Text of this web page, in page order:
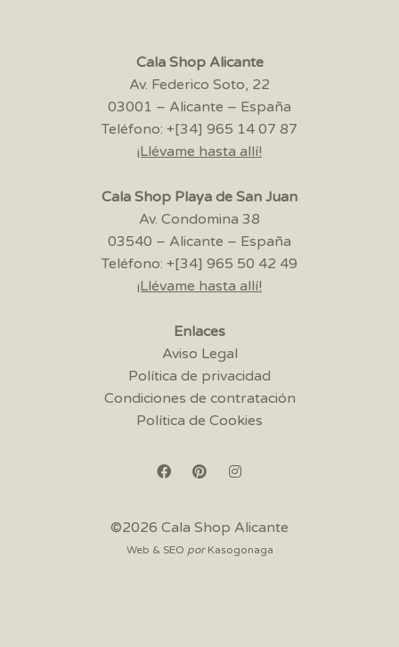
Cala Shop Alicante
Av. Federico Soto, 22
03001 – Alicante – España
Teléfono: +[34] 965 14 07 87
¡Llévame hasta allí!
Cala Shop Playa de San Juan
Av. Condomina 38
03540 – Alicante – España
Teléfono: +[34] 965 50 42 49
¡Llévame hasta allí!
Enlaces
Aviso Legal
Política de privacidad
Condiciones de contratación
Política de Cookies
©2026 Cala Shop Alicante
Web & SEO por Kasogonaga